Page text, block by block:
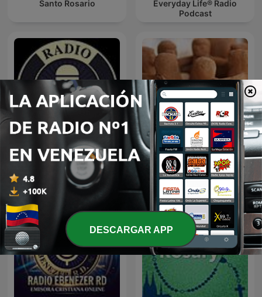
Santo Rosario
Everyday Life® Radio
Podcast
Radio Cristiana Online Vida Cristiana
DESCARGAR APP